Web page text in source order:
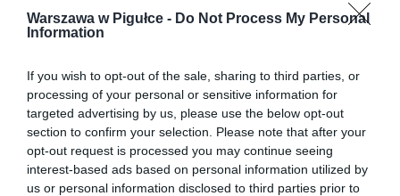
Warszawa w Pigułce - Do Not Process My Personal
Information
If you wish to opt-out of the sale, sharing to third parties, or
processing of your personal or sensitive information for
targeted advertising by us, please use the below opt-out
section to confirm your selection. Please note that after your
opt-out request is processed you may continue seeing
interest-based ads based on personal information utilized by
us or personal information disclosed to third parties prior to